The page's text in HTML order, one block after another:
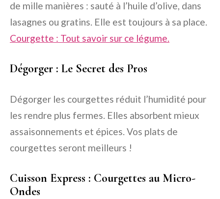
de mille manières : sauté à l’huile d’olive, dans
lasagnes ou gratins. Elle est toujours à sa place.
Courgette : Tout savoir sur ce légume.
Dégorger : Le Secret des Pros
Dégorger les courgettes réduit l’humidité pour
les rendre plus fermes. Elles absorbent mieux
assaisonnements et épices. Vos plats de
courgettes seront meilleurs !
Cuisson Express : Courgettes au Micro-
Ondes